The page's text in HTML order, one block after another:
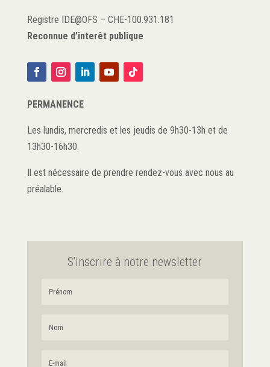
Registre IDE@OFS – CHE-100.931.181
Reconnue d’interêt publique
PERMANENCE
Les lundis, mercredis et les jeudis de 9h30-13h et de
13h30-16h30.
Il est nécessaire de prendre rendez-vous avec nous au
préalable.
S'inscrire à notre newsletter